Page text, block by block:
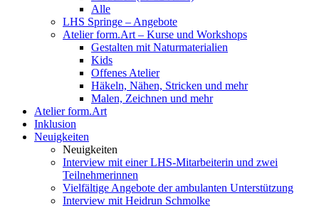
Alle
LHS Springe – Angebote
Atelier form.Art – Kurse und Workshops
Gestalten mit Naturmaterialien
Kids
Offenes Atelier
Häkeln, Nähen, Stricken und mehr
Malen, Zeichnen und mehr
Atelier form.Art
Inklusion
Neuigkeiten
Neuigkeiten
Interview mit einer LHS-Mitarbeiterin und zwei
Teilnehmerinnen
Vielfältige Angebote der ambulanten Unterstützung
Interview mit Heidrun Schmolke